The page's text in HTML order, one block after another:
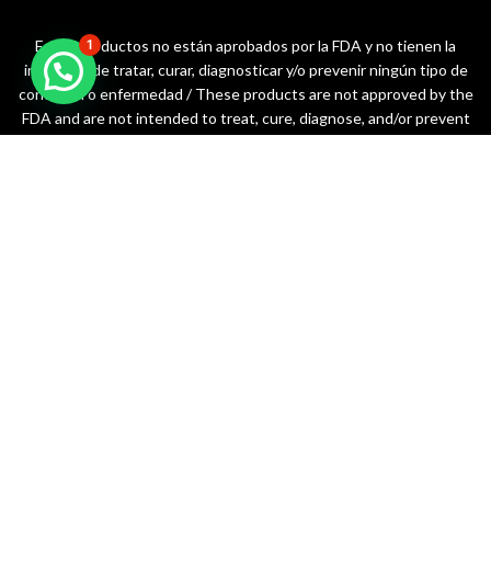
Estos productos no están aprobados por la FDA y no tienen la
intención de tratar, curar, diagnosticar y/o prevenir ningún tipo de
condición o enfermedad / These products are not approved by the
FDA and are not intended to treat, cure, diagnose, and/or prevent
1